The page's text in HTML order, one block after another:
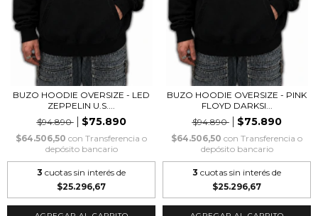
BUZO HOODIE OVERSIZE - LED
ZEPPELIN U.S....
$94.890
$75.890
$64.506,50 con Transferencia o
depósito bancario
3 cuotas sin interés de
$25.296,67
BUZO HOODIE OVERSIZE - PINK
FLOYD DARKSI...
$94.890
$75.890
$64.506,50 con Transferencia o
depósito bancario
3 cuotas sin interés de
$25.296,67